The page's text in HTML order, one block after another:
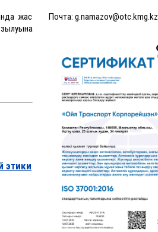
жас
этики
Почта: g.namazov@otc.kmg.kz